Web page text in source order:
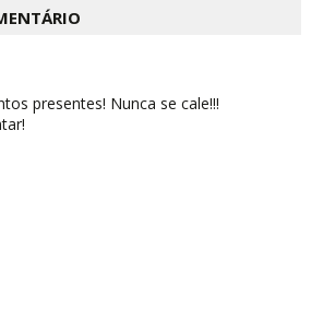
presentes! Nunca se cale!!!